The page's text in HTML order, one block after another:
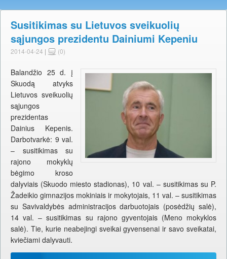
Susitikimas su Lietuvos sveikuolių
sąjungos prezidentu Dainiumi Kepeniu
2014-04-24 | (0)
Balandžio 25 d. į
Skuodą atvyks
Lietuvos sveikuolių
sąjungos
prezidentas
Dainius Kepenis.
Darbotvarkė: 9 val.
– susitikimas su
rajono mokyklų
bėgimo kroso
dalyviais (Skuodo miesto stadionas), 10 val. – susitikimas su P.
Žadeikio gimnazijos mokiniais ir mokytojais, 11 val. – susitikimas
su Savivaldybės administracijos darbuotojais (posėdžių salė),
14 val. – susitikimas su rajono gyventojais (Meno mokyklos
salė). Tie, kurie neabejingi sveikai gyvensenai ir savo sveikatai,
kviečiami dalyvauti.